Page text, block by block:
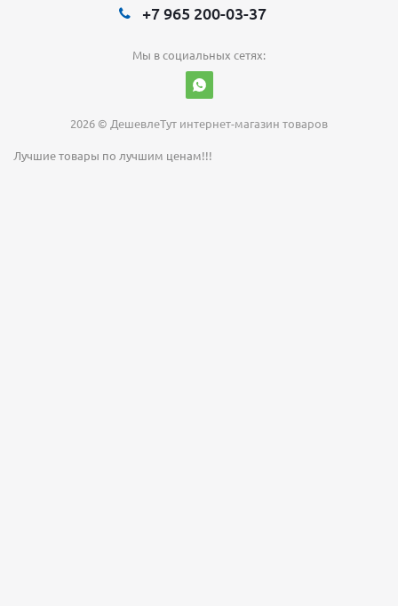
+7 965 200-03-37
Мы в социальных сетях:
2026 © ДешевлеТут интернет-магазин товаров
Лучшие товары по лучшим ценам!!!